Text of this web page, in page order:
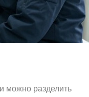
можно разделить